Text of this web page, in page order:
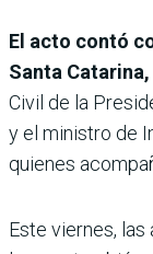
El acto contó
Santa Catarina,
Civil de la
y el ministro de
quienes
Este viernes,